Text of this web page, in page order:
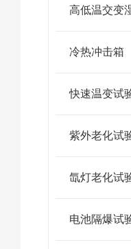
高低温交变
冷热冲击箱
快速温变试
紫外老化试
氙灯老化试
电池隔爆试